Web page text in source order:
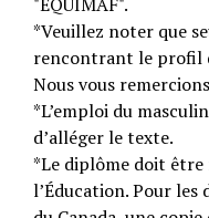
*Veuillez noter que
rencontrant le profil
Nous vous
*L’emploi du
d’alléger le texte.
*Le diplôme doit
l’Éducation. Pour les